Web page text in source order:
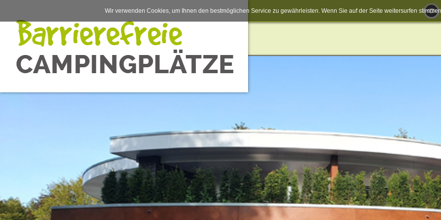
Wir verwenden Cookies, um Ihnen den bestmöglichen Service zu gewährleisten. Wenn Sie auf der Seite weitersurfen